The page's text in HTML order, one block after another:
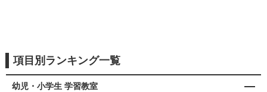
項目別ランキング一覧
幼児・小学生 学習教室